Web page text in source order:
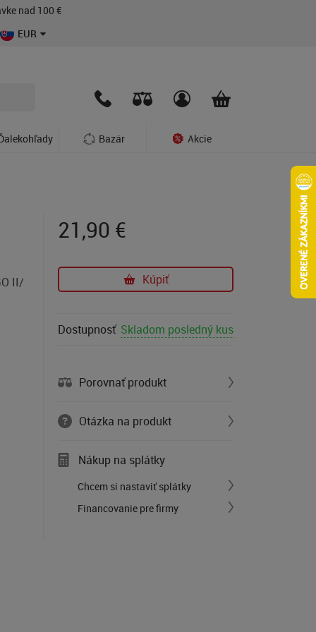
nad 100 €
EUR
Bazár Akcie
II/
21,90 €
Kúpiť
Dostupnosť Skladom posledný kus
Porovnať produkt
Otázka na produkt
Nákup na splátky
Chcem si nastaviť splátky
Financovanie pre firmy